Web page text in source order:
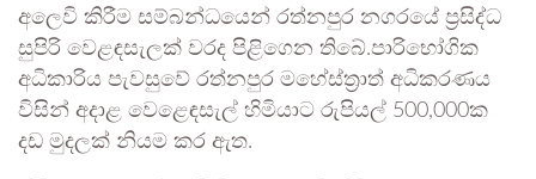
අලෙවි කිරීම සම්බන්ධයෙන් රත්නපුර නගරයේ ප්‍රසිද්ධ
සුපිරි වෙළඳසැලක් වරද පිළිගෙන තිබේ.පාරිභෝගික
අධිකාරිය පැවසුවේ රත්නපුර මහේස්ත්‍රාත් අධිකරණය
විසින් අදාළ වෙළෙඳසැල් හිමියාට රුපියල් 500,000ක
දඩ මුදලක් නියම කර ඇත.